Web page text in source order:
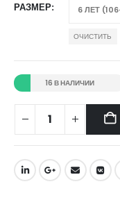
РАЗМЕР
ОЧИСТИТЬ
16 В НАЛИЧИИ